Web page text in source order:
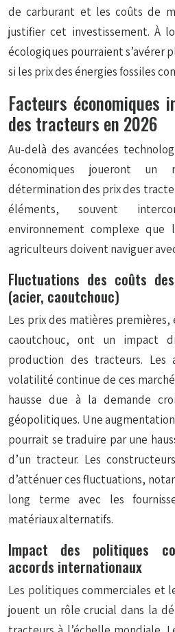
de carburant et les coûts de
justifier cet investissement. À
écologiques pourraient s’avérer
si les prix des énergies fossiles
Facteurs économiques
des tracteurs en 2026
Au-delà des avancées
économiques joueront
détermination des prix des
éléments, souvent
environnement complexe que
agriculteurs doivent naviguer
Fluctuations des coûts
(acier, caoutchouc)
Les prix des matières
caoutchouc, ont un impact
production des tracteurs. Les
volatilité continue de ces
hausse due à la demande
géopolitiques. Une
pourrait se traduire par une
d’un tracteur. Les
d’atténuer ces fluctuations,
long terme avec les
matériaux alternatifs.
Impact des politiques
accords internationaux
Les politiques commerciales et
jouent un rôle crucial dans la